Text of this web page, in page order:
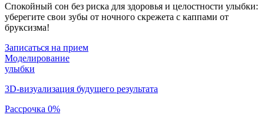
Спокойный сон без риска для здоровья и целостности улыбки:
уберегите свои зубы от ночного скрежета с каппами от
бруксизма!
Записаться на прием
Моделирование
улыбки
3D-визуализация будущего результата
Рассрочка 0%